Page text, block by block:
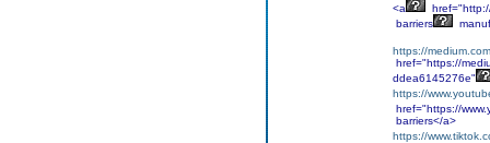
<a
barriers
https://
href="https://
ddea6145276e"
https://
href="https://
barriers</a>
https://